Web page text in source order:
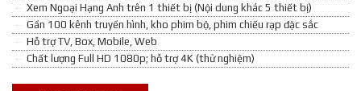
Xem Ngoại Hạng Anh trên 1 thiết bị (Nội dung khác 5 thiết bị)
Gần 100 kênh truyền hình, kho phim bộ, phim chiếu rạp đặc sắc
Hỗ trợ TV, Box, Mobile, Web
Chất lượng Full HD 1080p; hỗ trợ 4K (thử nghiệm)